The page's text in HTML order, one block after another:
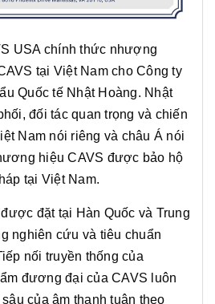
USA chính thức nhượng
tại Việt Nam cho Công ty
Quốc tế Nhật Hoàng. Nhật
đối tác quan trọng và chiến
Nam nói riêng và châu Á nói
hiệu CAVS được bảo hộ
tại Việt Nam.
đặt tại Hàn Quốc và Trung
nghiên cứu và tiêu chuẩn
nối truyền thống của
đương đại của CAVS luôn
của âm thanh tuân theo